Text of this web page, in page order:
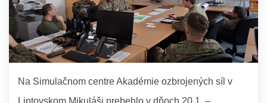
Na Simulačnom centre Akadémie ozbrojených síl v
Liptovskom Mikuláši prebehlo v dňoch 20.1. –